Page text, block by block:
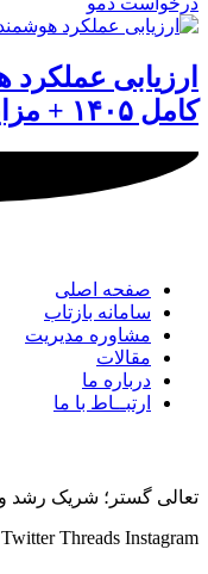
ارزیابی
کامل ۱۴۰۵ + مزایا
صفحه اصلی
سامانه بازتاب
مشاوره مدیریت
مقالات
درباره ما
ارتبــاط با ما
تعالی گستر؛ شریک رشد
Twitter Threads Instagram